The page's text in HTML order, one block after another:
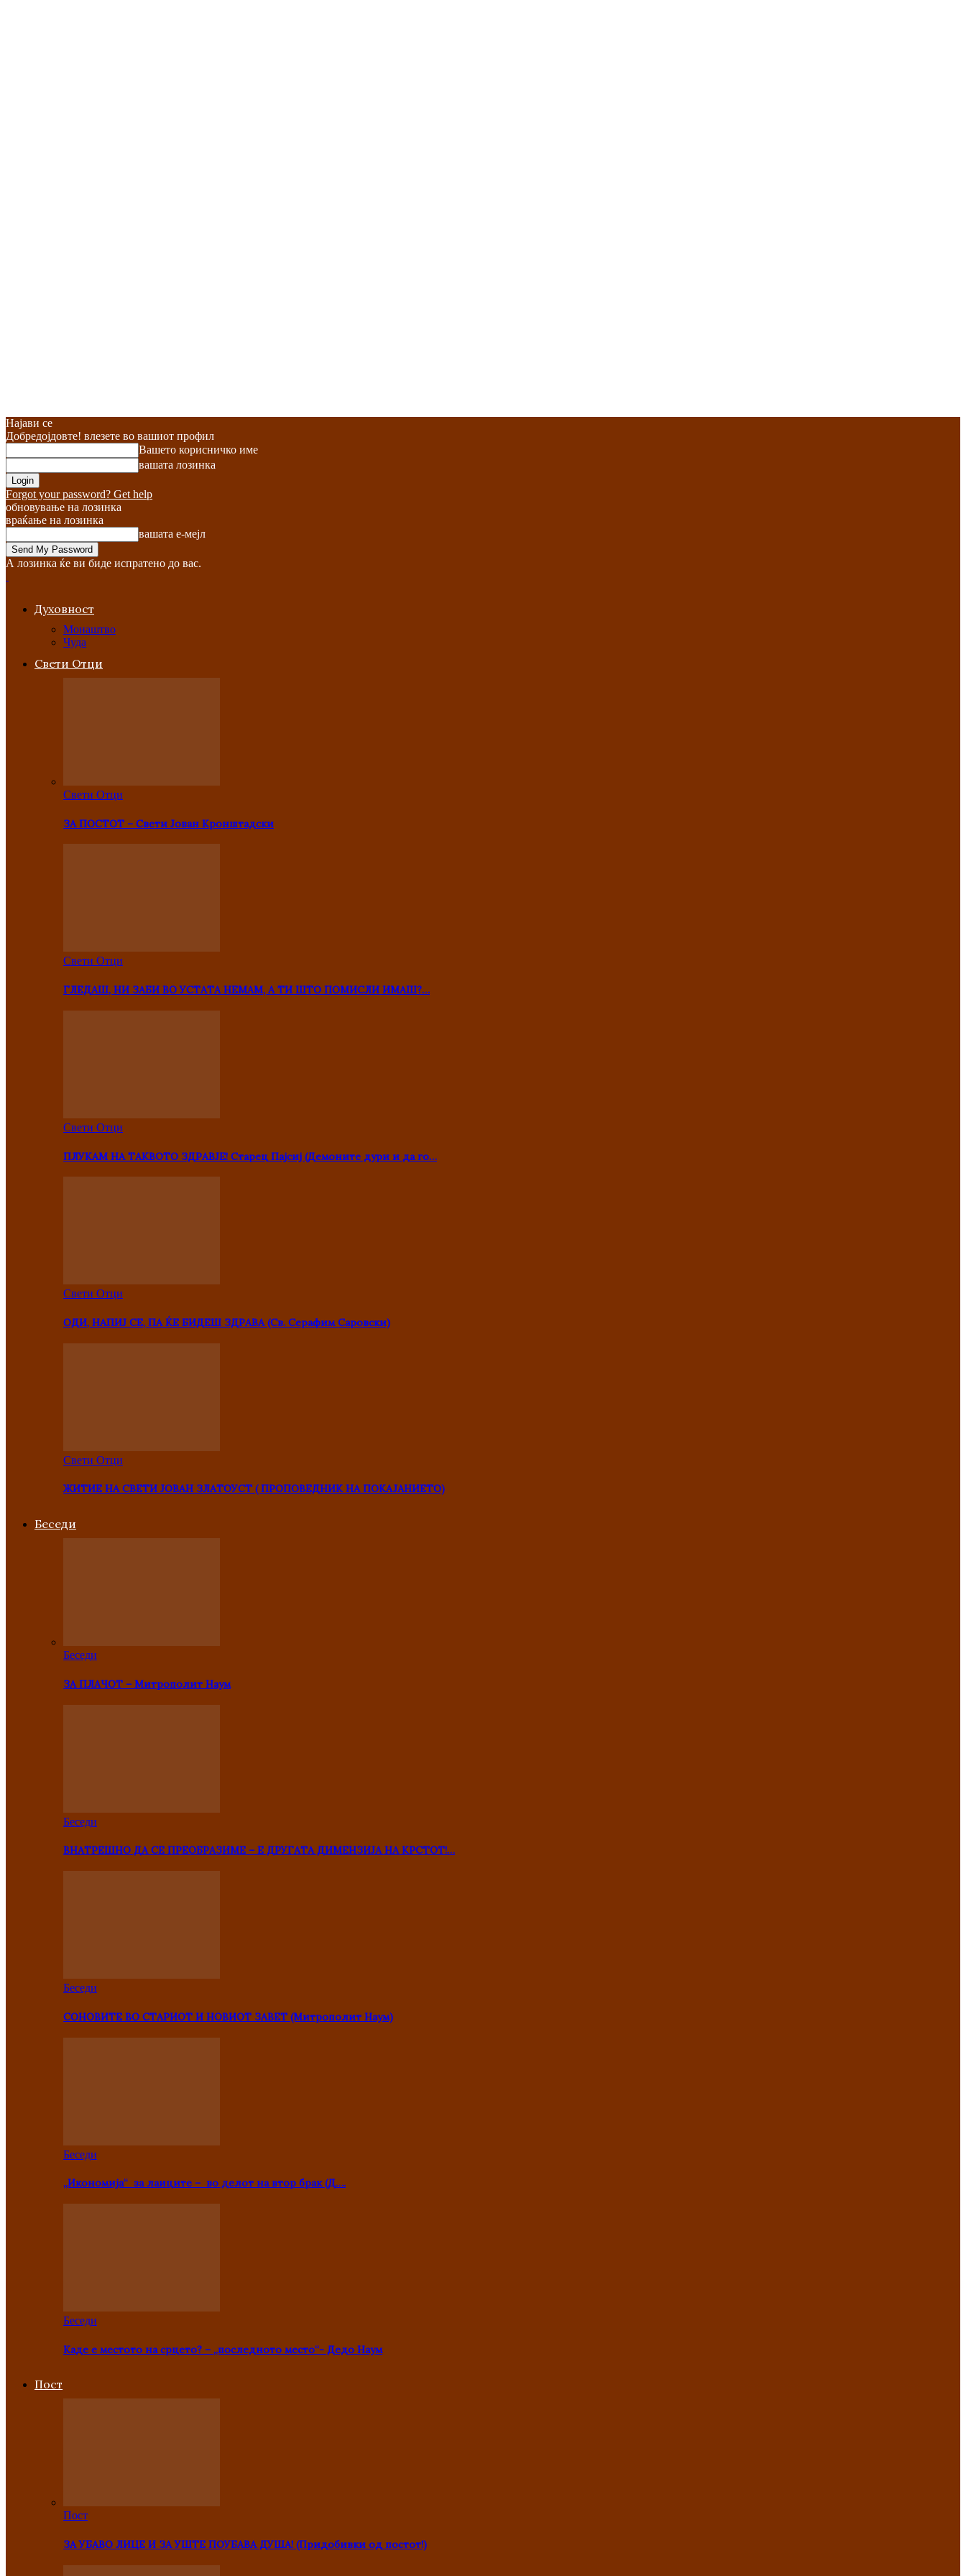
Најави се
Добредојдовте! влезете во вашиот профил
Вашето корисничко име
вашата лозинка
Forgot your password? Get help
обновување на лозинка
враќање на лозинка
вашата е-мејл
А лозинка ќе ви биде испратено до вас.
Духовност
Монаштво
Чуда
Свети Отци
Свети Отци
ЗА ПОСТОТ – Свети Јован Кронштадски
Свети Отци
ГЛЕДАШ, НИ ЗАБИ ВО УСТАТА НЕМАМ, А ТИ ШТО ПОМИСЛИ ИМАШ?…
Свети Отци
ПЛУКАМ НА ТАКВОТО ЗДРАВЈЕ! Старец Пајсиј (Демоните дури и да го…
Свети Отци
ОДИ, НАПИЈ СЕ, ПА ЌЕ БИДЕШ ЗДРАВА (Св. Серафим Саровски)
Свети Отци
ЖИТИЕ НА СВЕТИ ЈОВАН ЗЛАТОУСТ ( ПРОПОВЕДНИК НА ПОКАЈАНИЕТО)
Беседи
Беседи
ЗА ПЛАЧОТ – Митрополит Наум
Беседи
ВНАТРЕШНО ДА СЕ ПРЕОБРАЗИМЕ – Е ДРУГАТА ДИМЕНЗИЈА НА КРСТОТ!…
Беседи
СОНОВИТЕ ВО СТАРИОТ И НОВИОТ ЗАВЕТ (Митрополит Наум)
Беседи
„Икономија“ за лаиците – во делот на втор брак (Д….
Беседи
Каде е местото на срцето? – „последното место“- Дедо Наум
Пост
Пост
ЗА УБАВО ЛИЦЕ И ЗА УШТЕ ПОУБАВА ДУША! (Придобивки од постот!)